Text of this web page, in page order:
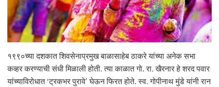
१९९०च्या दशकात शिवसेनाप्रमुख बाळासाहेब ठाकरे यांच्या अनेक सभा
कव्हर करण्याची संधी मिळाली होती. त्या काळात गो. रा. खैरनार हे शरद पवार
यांच्याविरोधात ‘ट्रकभर पुरावे’ घेऊन फिरत होते. स्व. गोपीनाथ मुंडे यांनी रान